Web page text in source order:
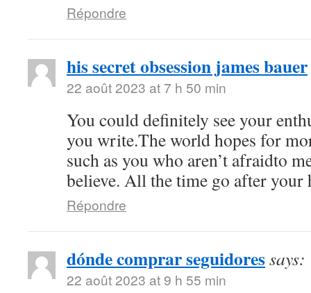
Répondre
his secret obsession james bauer
22 août 2023 at 7 h 50 min
You could definitely see your
you write.The world hopes for
such as you who aren’t afraidto
believe. All the time go after your
Répondre
dónde comprar seguidoressays:
22 août 2023 at 9 h 55 min